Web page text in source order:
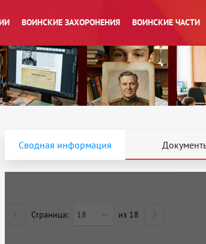
ВОИНСКИЕ ЗАХОРОНЕНИЯ ВОИНСКИЕ ЧАСТИ
Сводная информация
Страница: 18 из 18